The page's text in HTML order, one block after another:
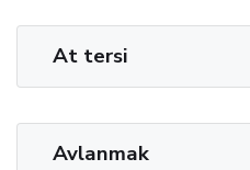
At tersi
Avlanmak